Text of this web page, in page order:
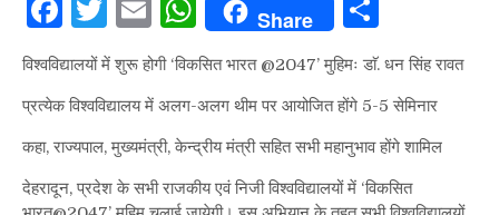
Facebook
Twitter
EmailWhatsApp
Share
विश्वविद्यालयों में शुरू होगी ‘विकसित भारत @2047’ मुहिमः डाॅ. धन सिंह रावत
प्रत्येक विश्वविद्यालय में अलग-अलग थीम पर आयोजित होंगे 5-5 सेमिनार
कहा, राज्यपाल, मुख्यमंत्री, केन्द्रीय मंत्री सहित सभी महानुभाव होंगे शामिल
देहरादून, प्रदेश के सभी राजकीय एवं निजी विश्वविद्यालयों में ‘विकसित